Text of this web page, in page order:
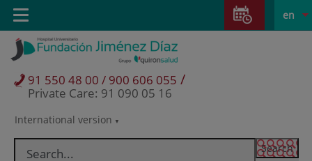
Jump to content
Jump
content
Language
selector
Active
en
International version
91 550 48 00 / 900 606 055 /
Private Care: 91 090 05 16
Toggle
navigation